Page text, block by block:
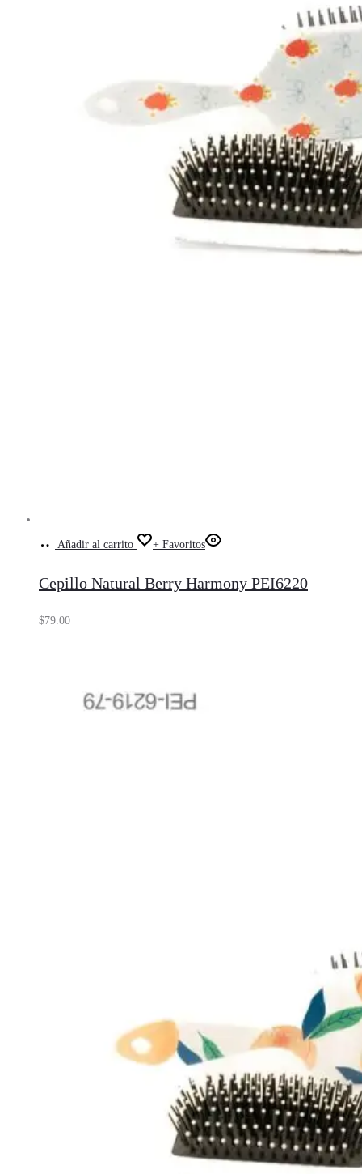
Añadir al carrito + Favoritos
Cepillo Natural Berry Harmony PEI6220
$79.00